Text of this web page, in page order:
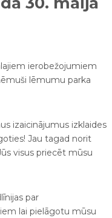
ierobežojumiem
lēmumu parka
izaicinājumus izklaides
Jau tagad norit
visus priecēt mūsu
par
lai pielāgotu mūsu